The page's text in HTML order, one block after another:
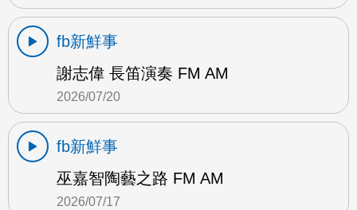
fb新鮮事
謝志偉 長笛演奏 FM AM
2026/07/20
fb新鮮事
巫嘉智陶藝之路 FM AM
2026/07/17